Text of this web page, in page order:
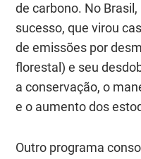
de carbono. No
sucesso, que virou
de emissões por
florestal) e seu
a conservação, o
e o aumento dos
Outro programa